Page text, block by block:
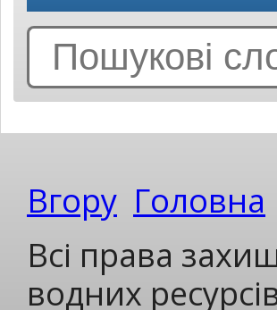
Search
for:
Вгору Головна
Всі права
водних